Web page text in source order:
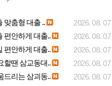
맞춤형 대출 ..
2026. 08. 07
편안하게 대출..
2026. 08. 07
편안하게 대출..
2026. 08. 07
할땐 삼교동대..
2026. 08. 07
드리는 삼괴동..
2026. 08. 07